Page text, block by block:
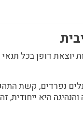
מתלים נפרדים,
והנהיגה היא